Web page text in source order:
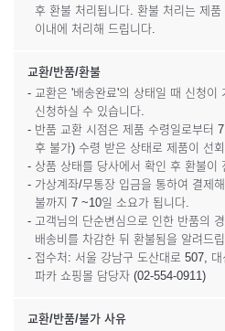
후 환불 처리됩니다. 환불 처리는 제
이내에 처리해 드립니다.
교환/반품/환불
- 교환은 '배송완료'의 상태일 때 신청이
신청하실 수 있습니다.
- 반품 교환 시점은 제품 수령일로부터
후 불가) 수령 받은 상태로 제품이 선
- 상품 상태를 당사에서 확인 후 환불이
- 가상계좌/무통장 입금을 통하여 결제
불까지 7 ~10일 소요가 됩니다.
- 고객님의 단순변심으로 인한 반품의
배송비를 차감한 뒤 환불됨을 알려드립
- 접수처: 서울 강남구 도산대로 507,
파카 쇼핑몰 담당자 (02-554-0911)
교환/반품/불가 사유